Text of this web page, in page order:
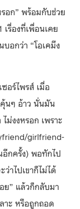
รอก” พร้อมกับช่วย
เรื่องที่เพื่อนเคย
อกว่า “โอเคมึง
อร์ไพรส์ เมื่อ
นๆ อ้าว นั่นมัน
ม่งงหรอก เพราะ
girlfriend-
กครั้ง) พอทักไป
าไปเขาก็ไม่ได้
ย” แล้วก็กลับมา
าะ หรือถูกถอด